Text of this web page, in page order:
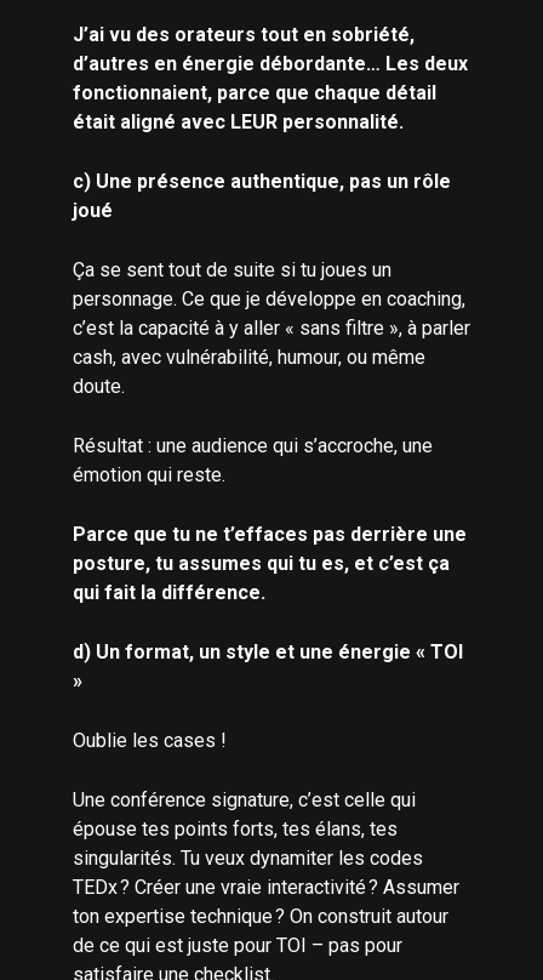
J’ai vu des orateurs tout en sobriété,
d’autres en énergie débordante… Les deux
fonctionnaient, parce que chaque détail
était aligné avec LEUR personnalité.
c) Une présence authentique, pas un rôle
joué
Ça se sent tout de suite si tu joues un
personnage. Ce que je développe en coaching,
c’est la capacité à y aller « sans filtre », à parler
cash, avec vulnérabilité, humour, ou même
doute.
Résultat : une audience qui s’accroche, une
émotion qui reste.
Parce que tu ne t’effaces pas derrière une
posture, tu assumes qui tu es, et c’est ça
qui fait la différence.
d) Un format, un style et une énergie « TOI
»
Oublie les cases !
Une conférence signature, c’est celle qui
épouse tes points forts, tes élans, tes
singularités. Tu veux dynamiter les codes
TEDx ? Créer une vraie interactivité ? Assumer
ton expertise technique ? On construit autour
de ce qui est juste pour TOI – pas pour
satisfaire une checklist.